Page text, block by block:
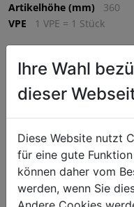
Artikelhöhe (mm)
360
VPE
1 VPE = 1 Stück
€ 77,25
exkl. MwSt. (€ 92,70 inkl.
Lieferzeit: 5-7 Werktage
^
^
IN DEN
Ihre Wahl
dieser
Diese Website nutzt
für eine gute
können daher vom
werden, wenn Sie